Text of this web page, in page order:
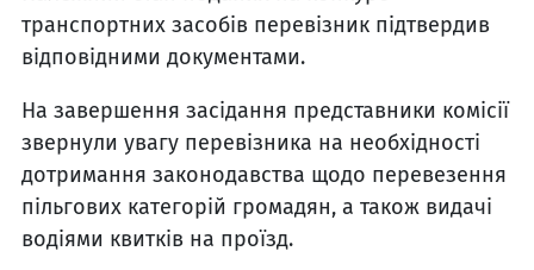
транспортних засобів перевізник підтвердив
відповідними документами.
На завершення засідання представники комісії
звернули увагу перевізника на необхідності
дотримання законодавства щодо перевезення
пільгових категорій громадян, а також видачі
водіями квитків на проїзд.